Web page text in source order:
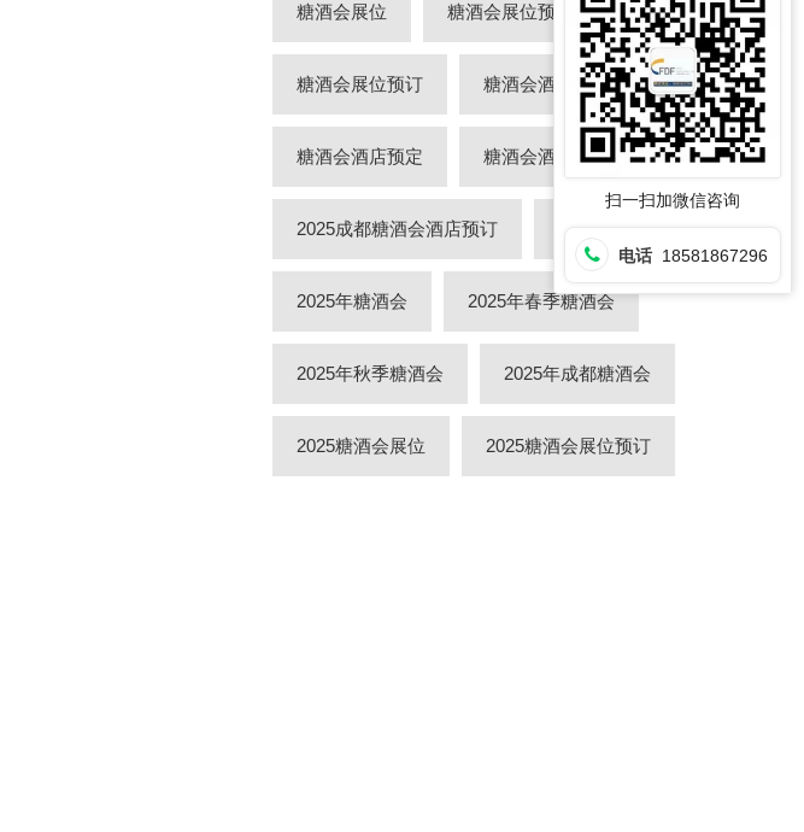
糖酒会展位 糖酒会展位预定
糖酒会展位预订 糖酒会酒店
糖酒会酒店预定 糖酒会酒店预订
2025成都糖酒会酒店预订
2025年糖酒会 2025年春季糖酒会
2025年秋季糖酒会 2025年成都糖酒会
2025糖酒会展位 2025糖酒会展位预订
扫一扫加微信咨询
电话 18581867296